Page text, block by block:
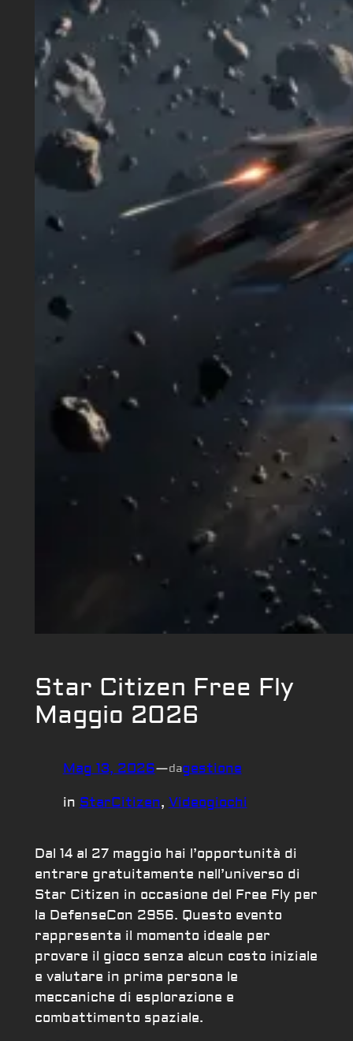
Star Citizen Free Fly
Maggio 2026
Mag 13, 2026—dagestione
in StarCitizen, Videogiochi
Dal 14 al 27 maggio hai l’opportunità di
entrare gratuitamente nell’universo di
Star Citizen in occasione del Free Fly per
la DefenseCon 2956. Questo evento
rappresenta il momento ideale per
provare il gioco senza alcun costo iniziale
e valutare in prima persona le
meccaniche di esplorazione e
combattimento spaziale.